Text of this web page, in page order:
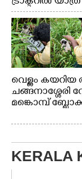
വെള്ളം
ചങ്ങനാശ്ശേരി
മങ്കൊമ്പ്
റോഡരികിലെ
പെട്ടുപോയ
യാത്രികൻ
KERALA